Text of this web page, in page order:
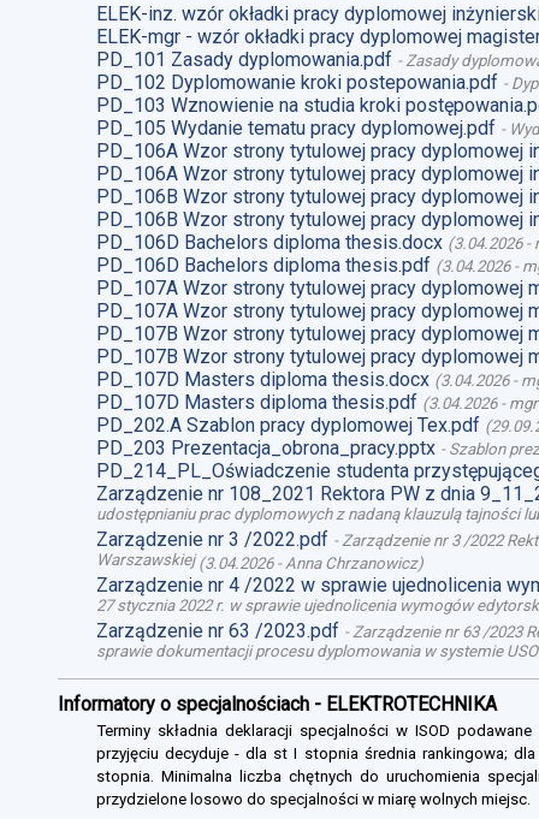
ELEK-inz. wzór okładki pracy dyplomowej
ELEK-mgr - wzór okładki pracy dyplomowej
PD_101 Zasady dyplomowania.pdf - Zasady
PD_102 Dyplomowanie kroki postepowania.pdf -
PD_103 Wznowienie na studia kroki
PD_105 Wydanie tematu pracy dyplomowej.pdf -
PD_106A Wzor strony tytulowej pracy dyplomowej
PD_106A Wzor strony tytulowej pracy dyplomowej
PD_106B Wzor strony tytulowej pracy dyplomowej
PD_106B Wzor strony tytulowej pracy dyplomowej
PD_106D Bachelors diploma thesis.docx (3.04.2026-
PD_106D Bachelors diploma thesis.pdf (3.04.2026-
PD_107A Wzor strony tytulowej pracy dyplomowej
PD_107A Wzor strony tytulowej pracy dyplomowej
PD_107B Wzor strony tytulowej pracy dyplomowej
PD_107B Wzor strony tytulowej pracy dyplomowej
PD_107D Masters diploma thesis.docx (3.04.2026-
PD_107D Masters diploma thesis.pdf (3.04.2026-
PD_202.A Szablon pracy dyplomowej Tex.pdf (
PD_203 Prezentacja_obrona_pracy.pptx - Szablon
PD_214_PL_Oświadczenie studenta
Zarządzenie nr 108_2021 Rektora PW z dnia
udostępnianiu prac dyplomowych z nadaną klauzulą tajności
Zarządzenie nr 3 /2022.pdf - Zarządzenie nr 3 /2022
Warszawskiej(3.04.2026- Anna Chrzanowicz)
Zarządzenie nr 4 /2022 w sprawie ujednolicenia
27 stycznia 2022 r. w sprawie ujednolicenia wymogów
Zarządzenie nr 63 /2023.pdf - Zarządzenie nr 63 /2023
sprawie dokumentacji procesu dyplomowania w systemie
Informatory o specjalnościach - ELEKTROTECHNIKA
Terminy składnia deklaracji specjalności w ISOD
przyjęciu decyduje - dla st I stopnia średnia rankingowa;
stopnia. Minimalna liczba chętnych do uruchomienia
przydzielone losowo do specjalności w miarę wolnych miejsc.